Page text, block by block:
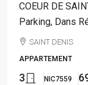
COEUR DE
Parking, Dans
SAINT DENIS
APPARTEMENT
3
NIC7559